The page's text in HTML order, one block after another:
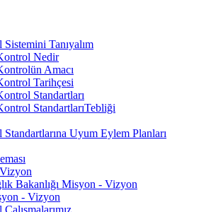
Tanıyalım
Nedir
Amacı
Tarihçesi
Standartları
StandartlarıTebliği
Uyum Eylem Planları
Bakanlığı Misyon - Vizyon
- Vizyon